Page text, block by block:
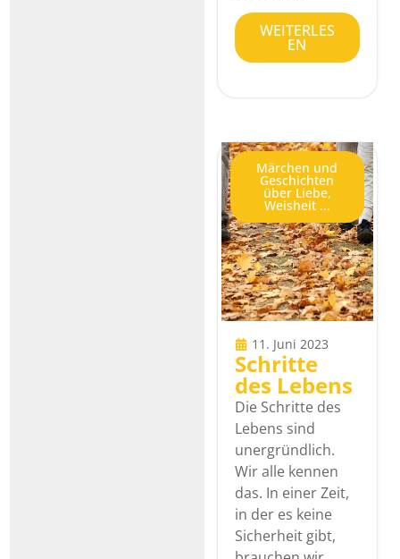
WEITERLES
EN
Märchen und
Geschichten
über Liebe,
Weisheit ...
11. Juni 2023
Schritte
des Lebens
Die Schritte des
Lebens sind
unergründlich.
Wir alle kennen
das. In einer Zeit,
in der es keine
Sicherheit gibt,